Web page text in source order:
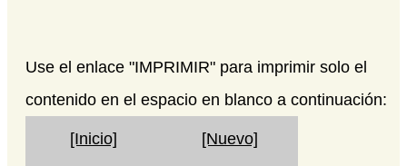
Use el enlace "IMPRIMIR" para imprimir solo el
contenido en el espacio en blanco a continuación:
[Inicio] [Nuevo]